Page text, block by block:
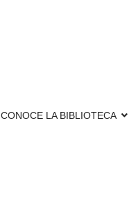
CONOCE LA BIBLIOTECA